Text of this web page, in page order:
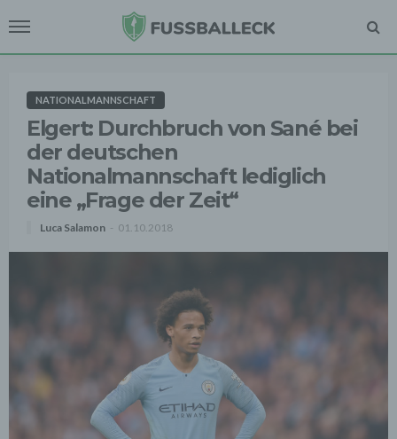
NATIONALMANNSCHAFT
Elgert: Durchbruch von Sané bei
der deutschen
Nationalmannschaft lediglich
eine „Frage der Zeit“
Luca Salamon 01.10.2018